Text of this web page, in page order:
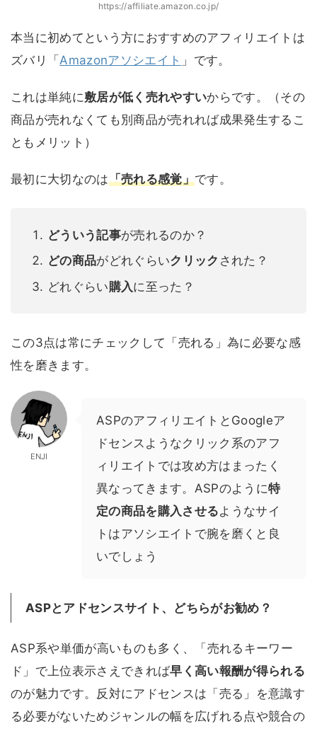
https://affiliate.amazon.co.jp/
本当に初めてという方におすすめのアフィリエイトは
ズバリ「Amazonアソシエイト 」です。
これは単純に敷居が低く売れやすいからです。（その
商品が売れなくても別商品が売れれば成果発生するこ
ともメリット）
最初に大切なのは「売れる感覚」です。
どういう記事が売れるのか？
どの商品がどれぐらいクリック された？
どれぐらい購入に至った？
この3点は常にチェックして「売れる」為に必要な感
性を磨きます。
ENJI
ASPのアフィリエイトとGoogleア
ドセンスようなクリック系のアフ
ィリエイトでは攻め方はまったく
異なってきます。ASPのように特
定の商品を購入させるようなサイ
トはアソシエイトで腕を磨くと良
いでしょう
ASPとアドセンスサイト、どちらがお勧め？
ASP系や単価が高いものも多く、「売れるキーワー
ド」で上位表示さえできれば早く高い報酬が得られる
のが魅力です。反対にアドセンスは「売る」を意識す
る必要がないためジャンルの幅を広げれる点や競合の